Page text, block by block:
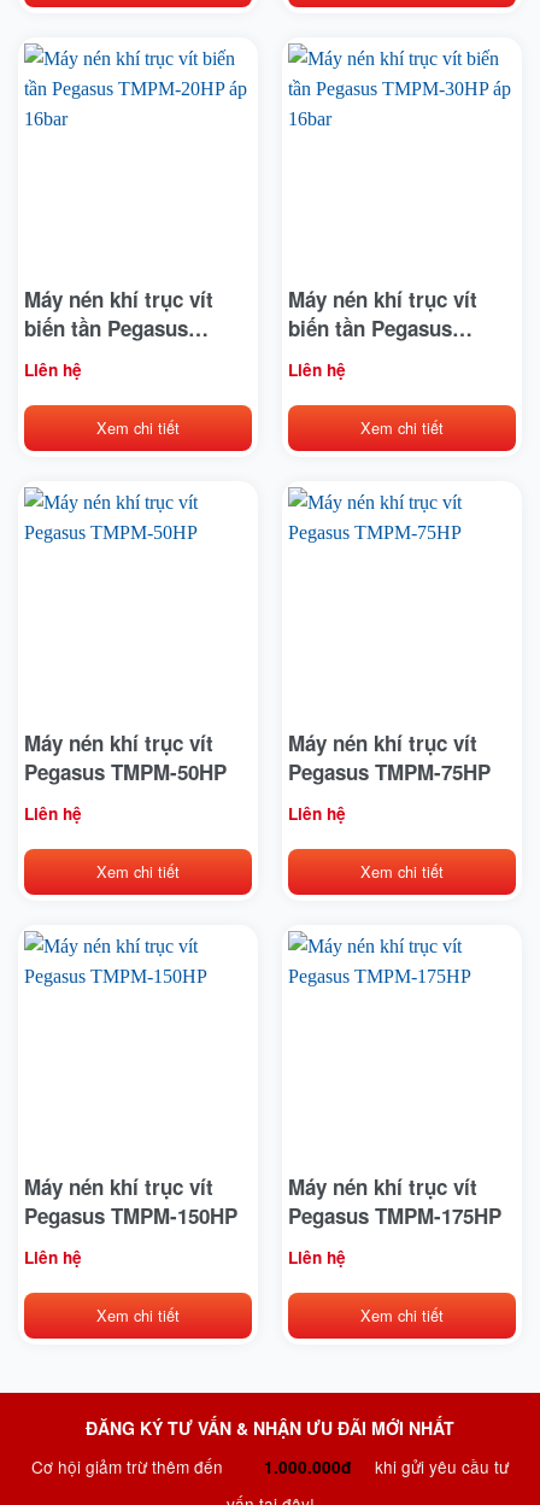
Máy nén khí trục vít
biến tần Pegasus
TMPM-20HP áp 16bar
Liên hệ
Xem chi tiết
Máy nén khí trục vít
biến tần Pegasus
TMPM-30HP áp 16bar
Liên hệ
Xem chi tiết
Máy nén khí trục vít
Pegasus TMPM-50HP
Liên hệ
Xem chi tiết
Máy nén khí trục vít
Pegasus TMPM-75HP
Liên hệ
Xem chi tiết
Máy nén khí trục vít
Pegasus TMPM-150HP
Liên hệ
Xem chi tiết
Máy nén khí trục vít
Pegasus TMPM-175HP
Liên hệ
Xem chi tiết
ĐĂNG KÝ TƯ VẤN & NHẬN ƯU ĐÃI MỚI NHẤT
Cơ hội giảm trừ thêm đến
1.000.000đ
khi gửi yêu cầu tư